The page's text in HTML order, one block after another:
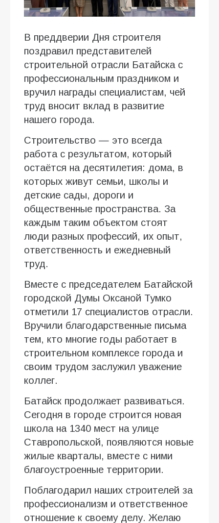
В преддверии Дня строителя
поздравил представителей
строительной отрасли Батайска с
профессиональным праздником и
вручил награды специалистам, чей
труд вносит вклад в развитие
нашего города.
Строительство — это всегда
работа с результатом, который
остаётся на десятилетия: дома, в
которых живут семьи, школы и
детские сады, дороги и
общественные пространства. За
каждым таким объектом стоят
люди разных профессий, их опыт,
ответственность и ежедневный
труд.
Вместе с председателем Батайской
городской Думы Оксаной Тумко
отметили 17 специалистов отрасли.
Вручили благодарственные письма
тем, кто многие годы работает в
строительном комплексе города и
своим трудом заслужил уважение
коллег.
Батайск продолжает развиваться.
Сегодня в городе строится новая
школа на 1340 мест на улице
Ставропольской, появляются новые
жилые кварталы, вместе с ними
благоустроенные территории.
Поблагодарил наших строителей за
профессионализм и ответственное
отношение к своему делу. Желаю